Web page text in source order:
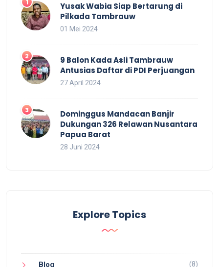
Yusak Wabia Siap Bertarung di
Pilkada Tambrauw
01 Mei 2024
9 Balon Kada Asli Tambrauw
Antusias Daftar di PDI Perjuangan
27 April 2024
Dominggus Mandacan Banjir
Dukungan 326 Relawan Nusantara
Papua Barat
28 Juni 2024
Explore Topics
Blog (8)